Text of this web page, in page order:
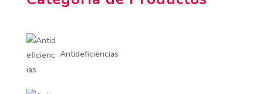
Antideficiencias